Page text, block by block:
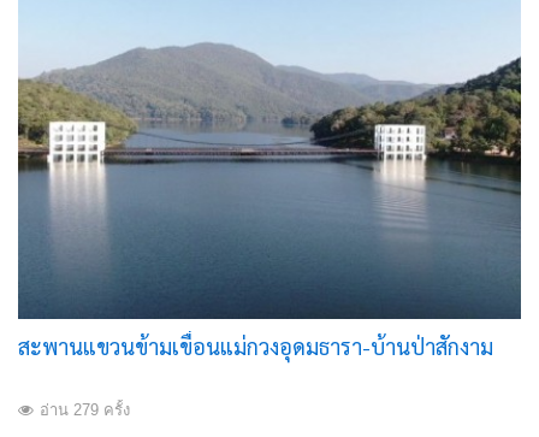
สะพานแขวนข้ามเขื่อนแม่กวงอุดมธารา-บ้านป่าสักงาม
อ่าน 279 ครั้ง